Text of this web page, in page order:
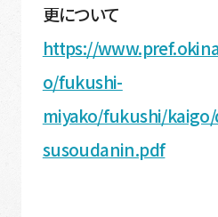
更について
https://
o/fukushi-
miyako/fukushi/
susoudanin.pdf